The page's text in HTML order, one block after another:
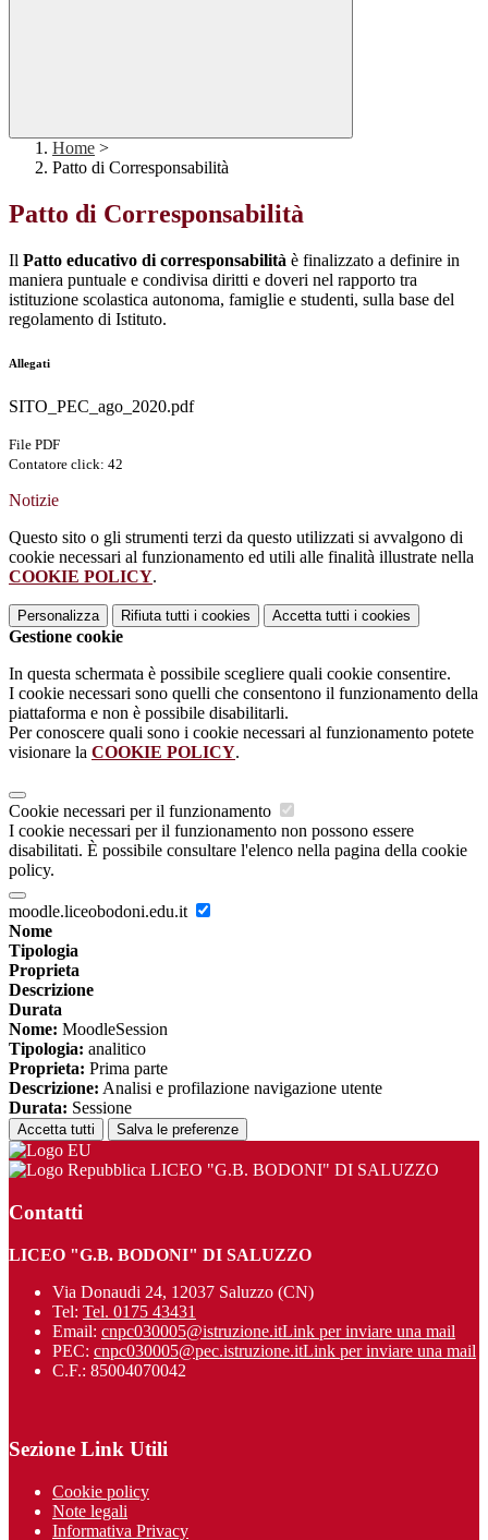
Home >
Patto di Corresponsabilità
Patto di Corresponsabilità
Il Patto educativo di corresponsabilità è finalizzato a definire in
maniera puntuale e condivisa diritti e doveri nel rapporto tra
istituzione scolastica autonoma, famiglie e studenti, sulla base del
regolamento di Istituto.
Allegati
SITO_PEC_ago_2020.pdf
File PDF
Contatore click: 42
Notizie
Questo sito o gli strumenti terzi da questo utilizzati si avvalgono di
cookie necessari al funzionamento ed utili alle finalità illustrate nella
COOKIE POLICY.
Personalizza Rifiuta tutti i cookies Accetta tutti i cookies
Gestione cookie
In questa schermata è possibile scegliere quali cookie consentire.
I cookie necessari sono quelli che consentono il funzionamento della
piattaforma e non è possibile disabilitarli.
Per conoscere quali sono i cookie necessari al funzionamento potete
visionare la COOKIE POLICY.
Cookie necessari per il funzionamento
I cookie necessari per il funzionamento non possono essere
disabilitati. È possibile consultare l'elenco nella pagina della cookie
policy.
moodle.liceobodoni.edu.it
Nome
Tipologia
Proprieta
Descrizione
Durata
Nome: MoodleSession
Tipologia: analitico
Proprieta: Prima parte
Descrizione: Analisi e profilazione navigazione utente
Durata: Sessione
Accetta tutti Salva le preferenze
LICEO "G.B. BODONI" DI SALUZZO
Contatti
LICEO "G.B. BODONI" DI SALUZZO
Via Donaudi 24, 12037 Saluzzo (CN)
Tel: Tel. 0175 43431
Email: cnpc030005@istruzione.itLink per inviare una mail
PEC: cnpc030005@pec.istruzione.itLink per inviare una mail
C.F.: 85004070042
Sezione Link Utili
Cookie policy
Note legali
Informativa Privacy